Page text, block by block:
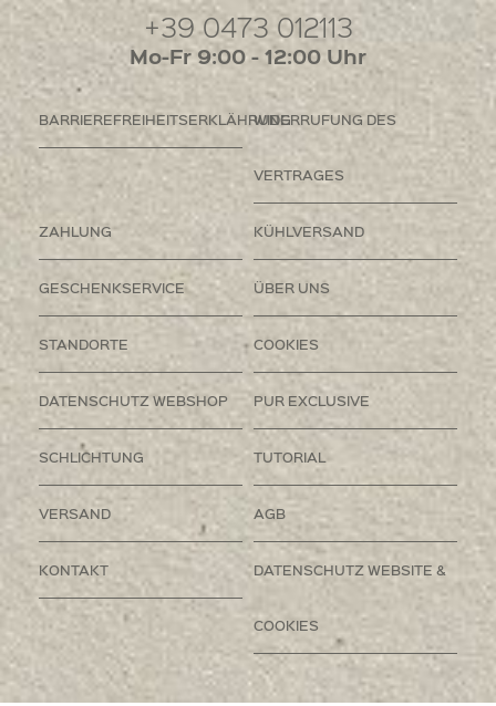
+39 0473 012113
Mo-Fr 9:00 - 12:00 Uhr
BARRIEREFREIHEITSERKLÄHRUNGWIDERRUFUNG DES
VERTRAGES
ZAHLUNG KÜHLVERSAND
GESCHENKSERVICE ÜBER UNS
STANDORTE COOKIES
DATENSCHUTZ WEBSHOP PUR EXCLUSIVE
SCHLICHTUNG TUTORIAL
VERSAND AGB
KONTAKT DATENSCHUTZ WEBSITE &
COOKIES